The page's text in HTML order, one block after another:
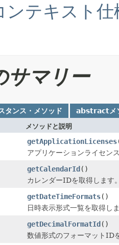
ンテキスト
サマリー
タンス・メソッド abstractメ
メソッドと説明
getApplicationLicenses
アプリケーションライセン
getCalendarId()
カレンダーIDを取得します
getDateTimeFormats()
日時表示形式一覧を取得し
getDecimalFormatId()
数値形式のフォーマットID